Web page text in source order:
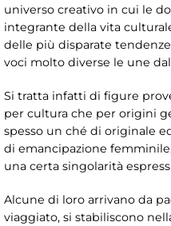
universo creativo in cui le
integrante della vita
delle più disparate
voci molto diverse le une
Si tratta infatti di figure
per cultura che per origini
spesso un ché di originale
di emancipazione
una certa singolarità
Alcune di loro arrivano da
viaggiato, si stabiliscono